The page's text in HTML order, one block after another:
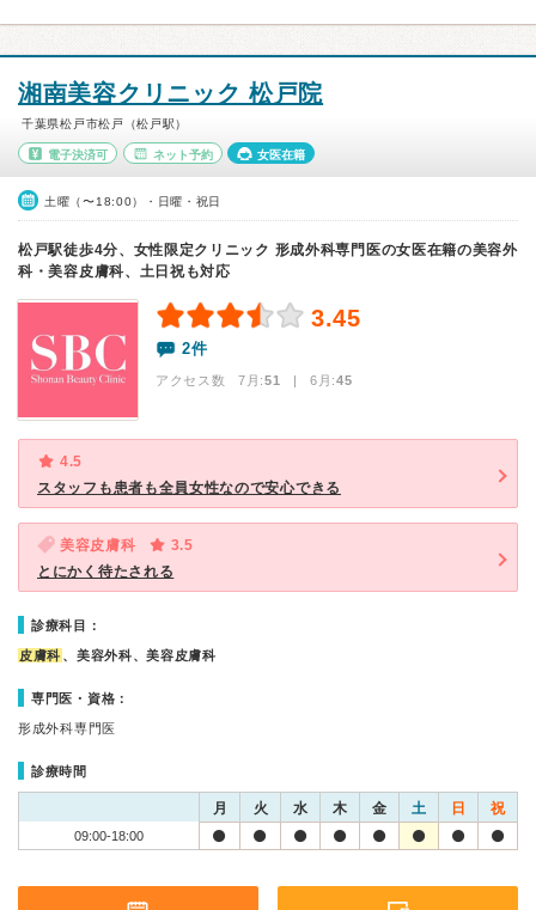
湘南美容クリニック 松戸院
千葉県松戸市松戸（松戸駅）
電子決済可 ネット予約 女医在籍
土曜（〜18:00）・日曜・祝日
松戸駅徒歩4分、女性限定クリニック 形成外科専門医の女医在籍の美容外
科・美容皮膚科、土日祝も対応
3.45
2件
アクセス数 7月:51 | 6月:45
4.5
スタッフも患者も全員女性なので安心できる
美容皮膚科
3.5
とにかく待たされる
診療科目：
皮膚科 、美容外科、美容皮膚科
専門医・資格：
形成外科専門医
診療時間
月 火 水 木 金 土 日 祝
09:00-18:00